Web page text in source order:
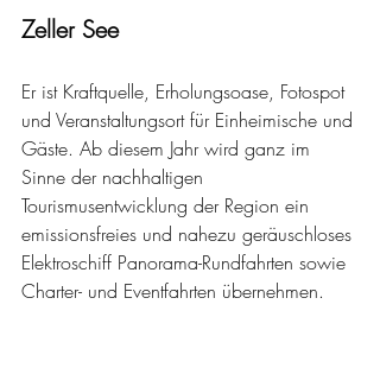
Zeller See
Er ist Kraftquelle, Erholungsoase, Fotospot
und Veranstaltungsort für Einheimische und
Gäste. Ab diesem Jahr wird ganz im
Sinne der nachhaltigen
Tourismusentwicklung der Region ein
emissionsfreies und nahezu geräuschloses
Elektroschiff Panorama-Rundfahrten sowie
Charter- und Eventfahrten übernehmen.